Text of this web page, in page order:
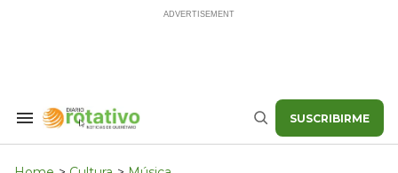
Search
Navigation
Buscar SUSCRIBIRME